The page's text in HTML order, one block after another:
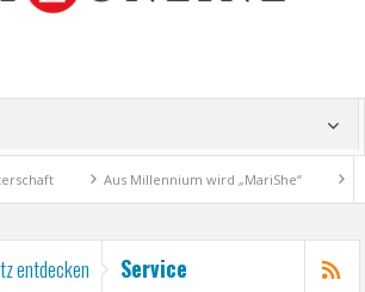
Aus Millennium wird „MariShe“ 4.
entdecken Service